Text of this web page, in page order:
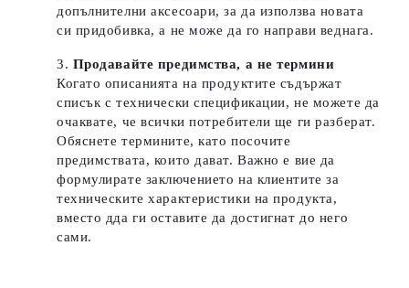
допълнителни аксесоари, за да използва новата
си придобивка, а не може да го направи веднага.
Продавайте предимства, а не термини
Когато описанията на продуктите съдържат
списък с технически спецификации, не можете да
очаквате, че всички потребители ще ги разберат.
Обяснете термините, като посочите
предимствата, които дават. Важно е вие да
формулирате заключението на клиентите за
техническите характеристики на продукта,
вместо дда ги оставите да достигнат до него
сами.